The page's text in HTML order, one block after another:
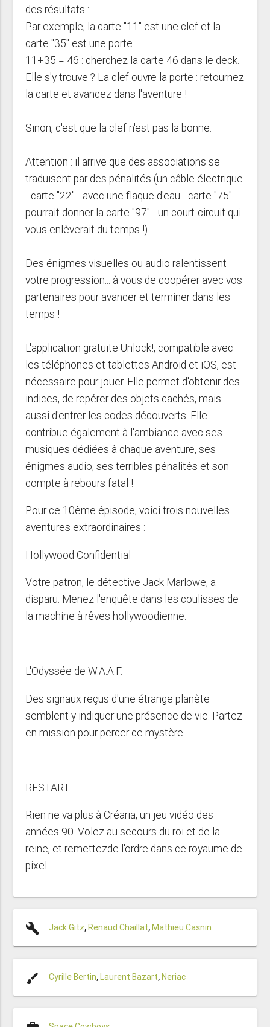
des résultats :
Par exemple, la carte "11" est une clef et la
carte "35" est une porte.
11+35 = 46 : cherchez la carte 46 dans le deck.
Elle s'y trouve ? La clef ouvre la porte : retournez
la carte et avancez dans l'aventure !
Sinon, c'est que la clef n'est pas la bonne.
Attention : il arrive que des associations se
traduisent par des pénalités (un câble électrique
- carte "22" - avec une flaque d'eau - carte "75" -
pourrait donner la carte "97"... un court-circuit qui
vous enlèverait du temps !).
Des énigmes visuelles ou audio ralentissent
votre progression... à vous de coopérer avec vos
partenaires pour avancer et terminer dans les
temps !
L'application gratuite Unlock!, compatible avec
les téléphones et tablettes Android et iOS, est
nécessaire pour jouer. Elle permet d'obtenir des
indices, de repérer des objets cachés, mais
aussi d'entrer les codes découverts. Elle
contribue également à l'ambiance avec ses
musiques dédiées à chaque aventure, ses
énigmes audio, ses terribles pénalités et son
compte à rebours fatal !
Pour ce 10ème épisode, voici trois nouvelles
aventures extraordinaires :
Hollywood Confidential
Votre patron, le détective Jack Marlowe, a
disparu. Menez l'enquête dans les coulisses de
la machine à rêves hollywoodienne.
L'Odyssée de W.A.A.F.
Des signaux reçus d'une étrange planète
semblent y indiquer une présence de vie. Partez
en mission pour percer ce mystère.
RESTART
Rien ne va plus à Créaria, un jeu vidéo des
années 90. Volez au secours du roi et de la
reine, et remettezde l'ordre dans ce royaume de
pixel.
build Jack Gitz, Renaud Chaillat, Mathieu Casnin
brush Cyrille Bertin, Laurent Bazart, Neriac